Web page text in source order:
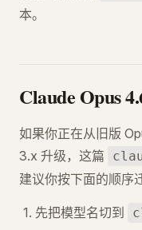
本。
Claude Opus
如果你正在从旧版
3.x 升级，这篇
建议你按下面的顺序
先把模型名切到